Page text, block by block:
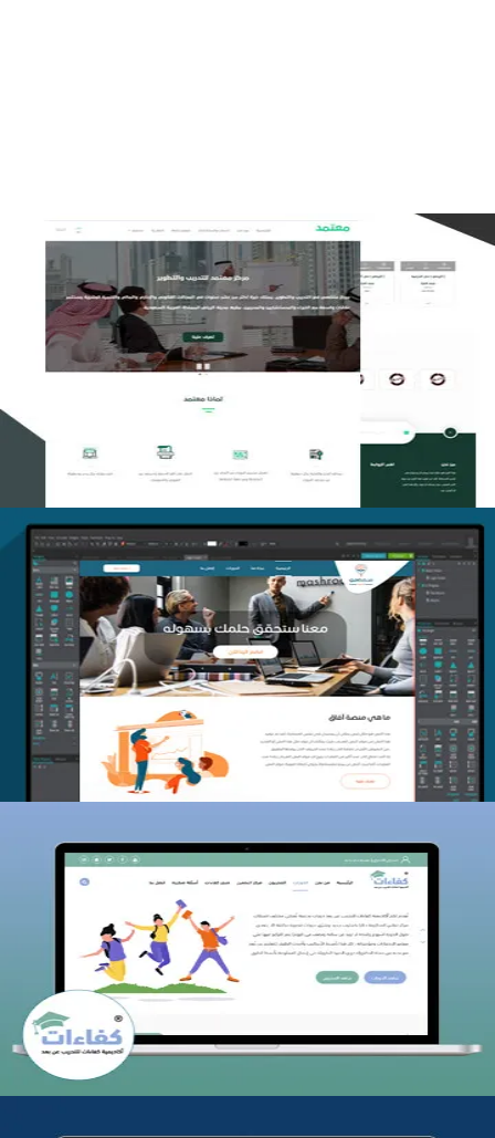
تصميم منصة معتمد للتدريب
التفاصيل
منصة أفق للتدريب
التفاصيل
كفاءات للتدريب
التفاصيل